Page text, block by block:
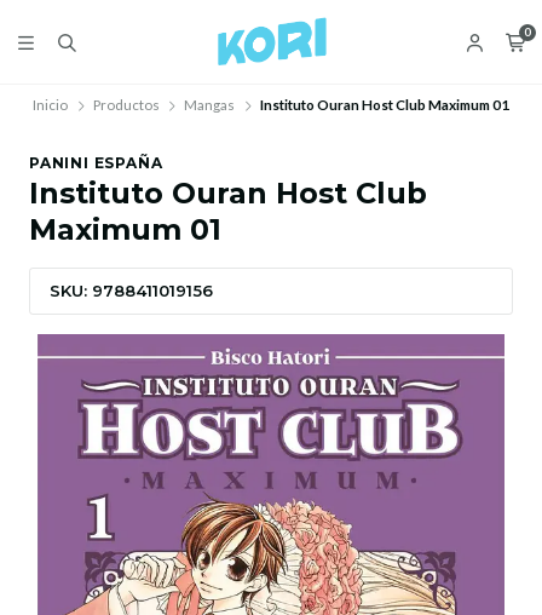
0
Inicio Productos Mangas Instituto Ouran Host Club Maximum 01
PANINI ESPAÑA
Instituto Ouran Host Club
Maximum 01
SKU: 9788411019156